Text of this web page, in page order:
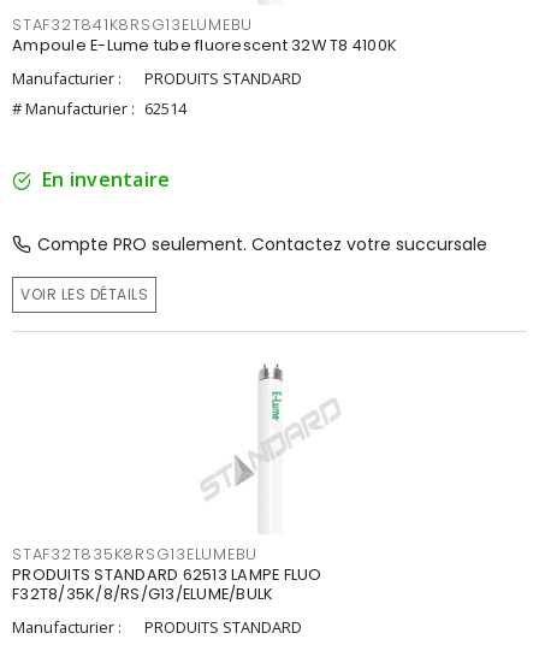
STAF32T841K8RSG13ELUMEBU
Ampoule E-Lume tube fluorescent 32W T8 4100K
Manufacturier :
PRODUITS STANDARD
# Manufacturier : 62514
En inventaire
Compte PRO seulement. Contactez votre succursale
VOIR LES DÉTAILS
STAF32T835K8RSG13ELUMEBU
PRODUITS STANDARD 62513 LAMPE FLUO
F32T8/35K/8/RS/G13/ELUME/BULK
Manufacturier :
PRODUITS STANDARD